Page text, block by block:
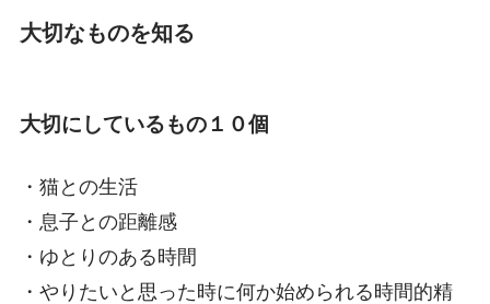
大切なものを知る
大切にしているもの１０個
・猫との生活
・息子との距離感
・ゆとりのある時間
・やりたいと思った時に何か始められる時間的精